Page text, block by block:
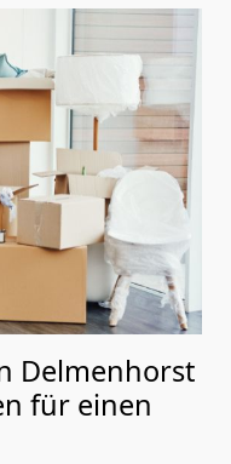
Delmenhorst
für einen